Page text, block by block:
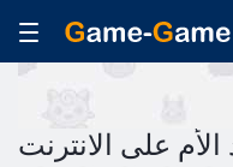
على الانترنت